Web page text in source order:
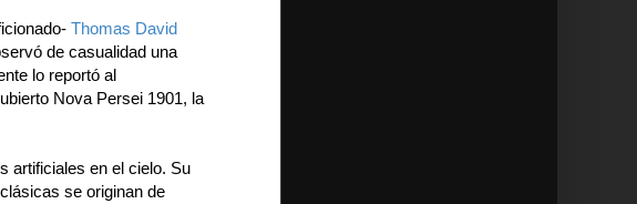
Thomas David
de casualidad una
lo reportó al
Nova Persei 1901, la
artificiales en el cielo. Su
se originan de